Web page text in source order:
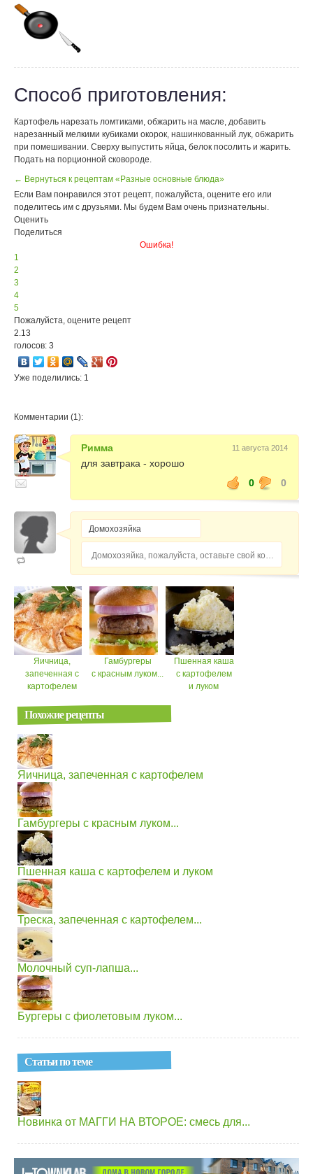
Способ приготовления:
Картофель нарезать ломтиками, обжарить на масле, добавить
нарезанный мелкими кубиками окорок, нашинкованный лук, обжарить
при помешивании. Сверху выпустить яйца, белок посолить и жарить.
Подать на порционной сковороде.
← Вернуться к рецептам «Разные основные блюда»
Если Вам понравился этот рецепт, пожалуйста, оцените его или
поделитесь им с друзьями. Мы будем Вам очень признательны.
Оценить
Поделиться
Ошибка!
1
2
3
4
5
Пожалуйста, оцените рецепт
2.13
голосов: 3
Уже поделились: 1
Комментарии (1):
Римма 11 августа 2014
для завтрака - хорошо
0
0
Домохозяйка, пожалуйста, оставьте свой комментарий...
Яичница,
запеченная с
картофелем
Гамбургеры
с красным луком...
Пшенная каша
с картофелем
и луком
Похожие рецепты
Яичница, запеченная с картофелем
Гамбургеры с красным луком...
Пшенная каша с картофелем и луком
Треска, запеченная с картофелем...
Молочный суп-лапша...
Бургеры с фиолетовым луком...
Статьи по теме
Новинка от МАГГИ НА ВТОРОЕ: смесь для...